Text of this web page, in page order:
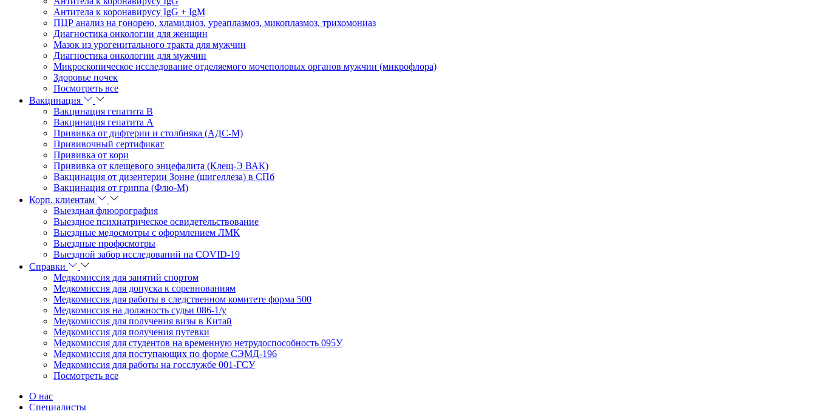
Антитела к коронавирусу IgG + IgM
ПЦР анализ на гонорею, хламидиоз, уреаплазмоз, микоплазмоз, трихомониаз
Диагностика онкологии для женщин
Мазок из урогенитального тракта для мужчин
Диагностика онкологии для мужчин
Микроскопическое исследование отделяемого мочеполовых органов мужчин (микрофлора)
Здоровье почек
Посмотреть все
Вакцинация
Вакцинация гепатита В
Вакцинация гепатита А
Прививка от дифтерии и столбняка (АДС-М)
Прививочный сертификат
Прививка от кори
Прививка от клещевого энцефалита (Клещ-Э ВАК)
Вакцинация от дизентерии Зонне (шигеллеза) в СПб
Вакцинация от гриппа (Флю-М)
Корп. клиентам
Выездная флюорография
Выездное психиатрическое освидетельствование
Выездные медосмотры с оформлением ЛМК
Выездные профосмотры
Выездной забор исследований на COVID-19
Справки
Медкомиссия для занятий спортом
Медкомиссия для допуска к соревнованиям
Медкомиссия для работы в следственном комитете форма 500
Медкомиссия на должность судьи 086-1/у
Медкомиссия для получения визы в Китай
Медкомиссия для получения путевки
Медкомиссия для студентов на временную нетрудоспособность 095У
Медкомиссия для поступающих по форме СЭМД-196
Медкомиссия для работы на госслужбе 001-ГСУ
Посмотреть все
О нас
Специалисты